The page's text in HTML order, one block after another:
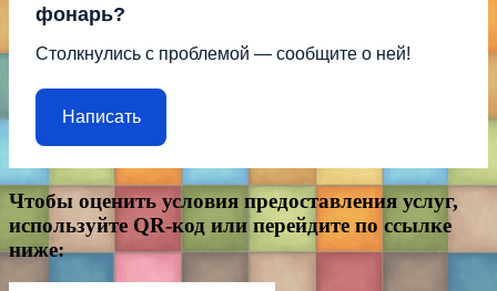
фонарь?
Столкнулись с проблемой — сообщите о ней!
Написать
Чтобы оценить условия предоставления услуг,
используйте QR-код или перейдите по ссылке
ниже: